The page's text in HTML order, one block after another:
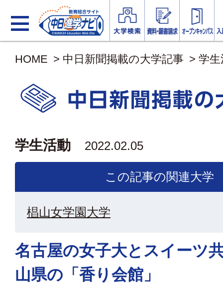
HOME > 中日新聞掲載の大学記事 > 学
学生活動 2022.02.05
この記事の関連大学
椙山女学園大学
名古屋の女子大とスイー
山県の「香り会館」